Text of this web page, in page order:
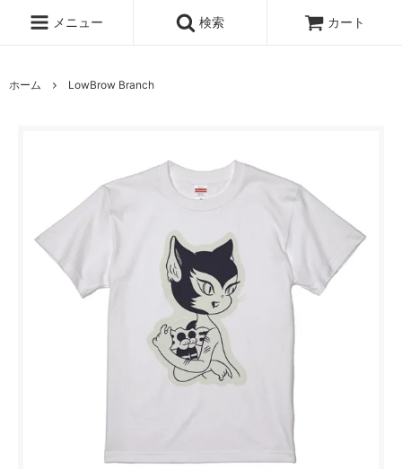
メニュー 検索 カート
ホーム LowBrow Branch